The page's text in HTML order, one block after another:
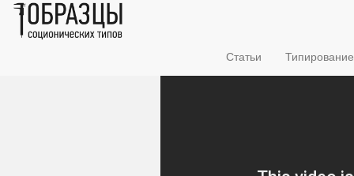
Статьи Типирование